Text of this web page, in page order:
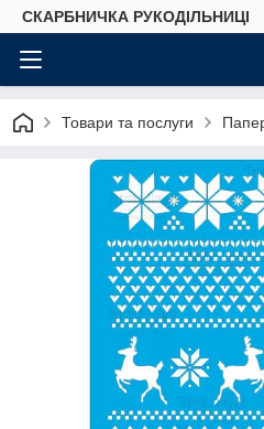
СКАРБНИЧКА РУКОДІЛЬНИЦІ
Товари та послуги